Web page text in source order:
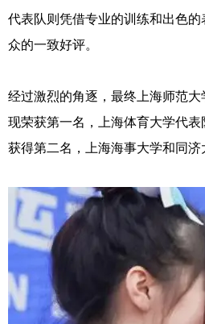
代表队则凭借专业的训练和出色
众的一致好评。
经过激烈的角逐，最终上海师范
现荣获第一名，上海体育大学代
获得第二名，上海海事大学和同济